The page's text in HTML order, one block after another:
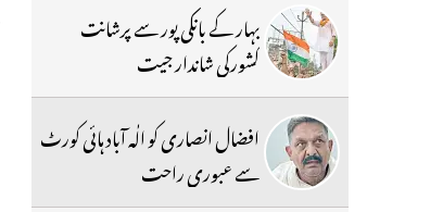
بہار کے بانکی پور سے پرشانت
کشورکی شاندار جیت
افضال انصاری کو الٰہ آباد ہائی کورٹ
سے عبوری راحت